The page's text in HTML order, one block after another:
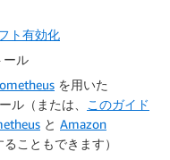
ト有効化
ール
を用いた
ル（または、
このガイド
と Amazon
こともできます）